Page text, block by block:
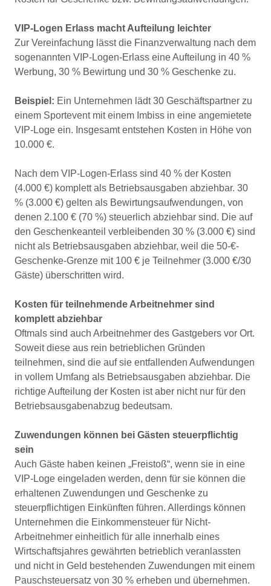
VIP-Logen Erlass macht Aufteilung leichter
Zur Vereinfachung lässt die Finanzverwaltung nach dem
sogenannten VIP-Logen-Erlass eine Aufteilung in 40 %
Werbung, 30 % Bewirtung und 30 % Geschenke zu.
Beispiel: Ein Unternehmen lädt 30 Geschäftspartner zu
einem Sportevent mit einem Imbiss in eine angemietete
VIP-Loge ein. Insgesamt entstehen Kosten in Höhe von
10.000 €.
Nach dem VIP-Logen-Erlass sind 40 % der Kosten
(4.000 €) komplett als Betriebsausgaben abziehbar. 30
% (3.000 €) gelten als Bewirtungsaufwendungen, von
denen 2.100 € (70 %) steuerlich abziehbar sind. Die auf
den Geschenkeanteil verbleibenden 30 % (3.000 €) sind
nicht als Betriebsausgaben abziehbar, weil die 50-€-
Geschenke-Grenze mit 100 € je Teilnehmer (3.000 €/30
Gäste) überschritten wird.
Kosten für teilnehmende Arbeitnehmer sind
komplett abziehbar
Oftmals sind auch Arbeitnehmer des Gastgebers vor Ort.
Soweit diese aus rein betrieblichen Gründen
teilnehmen, sind die auf sie entfallenden Aufwendungen
in vollem Umfang als Betriebsausgaben abziehbar. Die
richtige Aufteilung der Kosten ist aber nicht nur für den
Betriebsausgabenabzug bedeutsam.
Zuwendungen können bei Gästen steuerpflichtig
sein
Auch Gäste haben keinen „Freistoß“, wenn sie in eine
VIP-Loge eingeladen werden, denn für sie können die
erhaltenen Zuwendungen und Geschenke zu
steuerpflichtigen Einkünften führen. Allerdings können
Unternehmen die Einkommensteuer für Nicht-
Arbeitnehmer einheitlich für alle innerhalb eines
Wirtschaftsjahres gewährten betrieblich veranlassten
und nicht in Geld bestehenden Zuwendungen mit einem
Pauschsteuersatz von 30 % erheben und übernehmen.